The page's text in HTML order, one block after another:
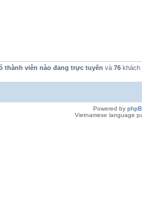
thành viên nào đang trực tuyến và 76 khách
Powered by
Vietnamese language